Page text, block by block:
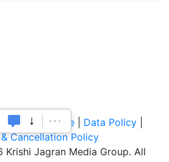
Terms of Service Data Policy
Cancellation Policy
Krishi Jagran Media Group. All